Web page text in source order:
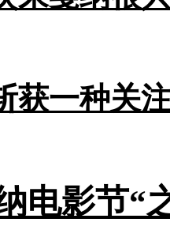
获一种关
电影节“